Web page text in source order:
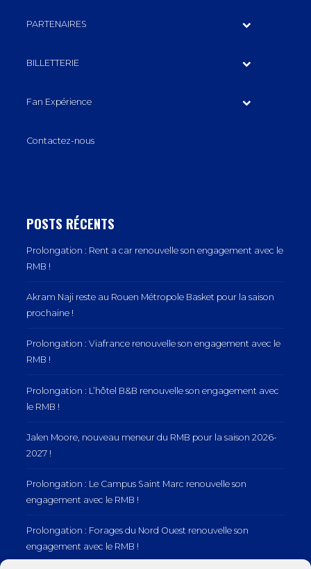
PARTENAIRES
BILLETTERIE
Fan Expérience
Contactez-nous
POSTS RÉCENTS
Prolongation : Rent a car renouvelle son engagement avec le
RMB !
Akram Naji reste au Rouen Métropole Basket pour la saison
prochaine !
Prolongation : Viafrance renouvelle son engagement avec le
RMB !
Prolongation : L’hôtel B&B renouvelle son engagement avec
le RMB !
Jalen Moore, nouveau meneur du RMB pour la saison 2026-
2027 !
Prolongation : Le Campus Saint Marc renouvelle son
engagement avec le RMB !
Prolongation : Forages du Nord Ouest renouvelle son
engagement avec le RMB !